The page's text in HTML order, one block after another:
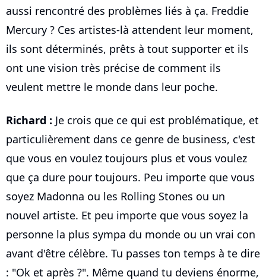
aussi rencontré des problèmes liés à ça. Freddie
Mercury ? Ces artistes-là attendent leur moment,
ils sont déterminés, prêts à tout supporter et ils
ont une vision très précise de comment ils
veulent mettre le monde dans leur poche.
Richard : Je crois que ce qui est problématique, et
particulièrement dans ce genre de business, c'est
que vous en voulez toujours plus et vous voulez
que ça dure pour toujours. Peu importe que vous
soyez Madonna ou les Rolling Stones ou un
nouvel artiste. Et peu importe que vous soyez la
personne la plus sympa du monde ou un vrai con
avant d'être célèbre. Tu passes ton temps à te dire
: "Ok et après ?". Même quand tu deviens énorme,